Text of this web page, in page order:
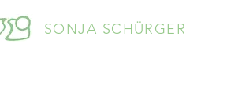
SONJA SCHÜRGER